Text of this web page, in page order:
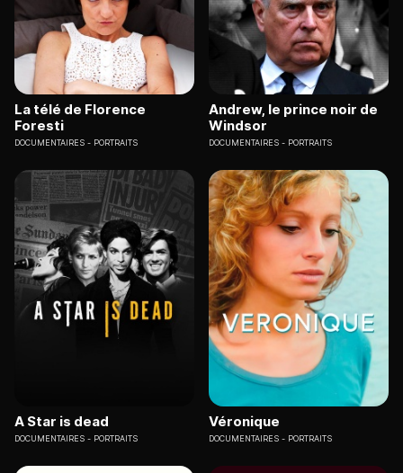
La télé de Florence
Foresti
DOCUMENTAIRES PORTRAITS
Andrew, le prince noir de
Windsor
DOCUMENTAIRES PORTRAITS
A Star is dead
DOCUMENTAIRES PORTRAITS
Véronique
DOCUMENTAIRES PORTRAITS